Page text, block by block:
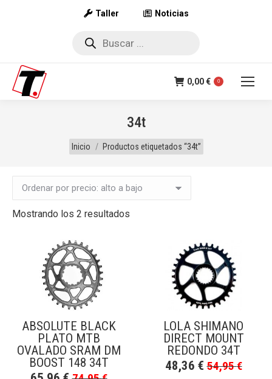
Taller Noticias
Búsqueda
0,00€ 0
34t
Estás aquí:
Inicio Productos etiquetados “34t”
Mostrando los 2 resultados
ABSOLUTE BLACK
PLATO MTB
OVALADO SRAM DM
BOOST 148 34T
LOLA SHIMANO
DIRECT MOUNT
REDONDO 34T
48,36 € 54,95€